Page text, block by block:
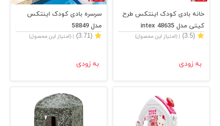
خانه بادی کودک اینتکس طرح
کیتی مدل intex 48635
(3.5)
| (امتیاز این محصول)
به زودی
سرسره بادی کودک اینتکس
مدل 58849
(3.71)
| (امتیاز این محصول)
به زودی